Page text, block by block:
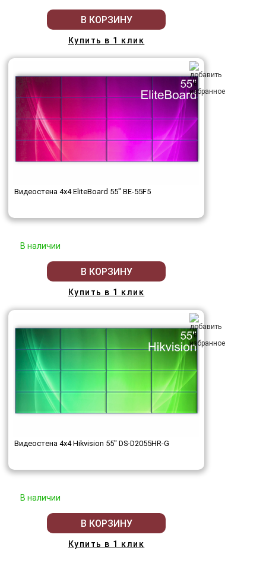
В КОРЗИНУ
Купить в 1 клик
Видеостена 4x4 EliteBoard 55" BE-55F5
В наличии
В КОРЗИНУ
Купить в 1 клик
Видеостена 4x4 Hikvision 55" DS-D2055HR-G
В наличии
В КОРЗИНУ
Купить в 1 клик